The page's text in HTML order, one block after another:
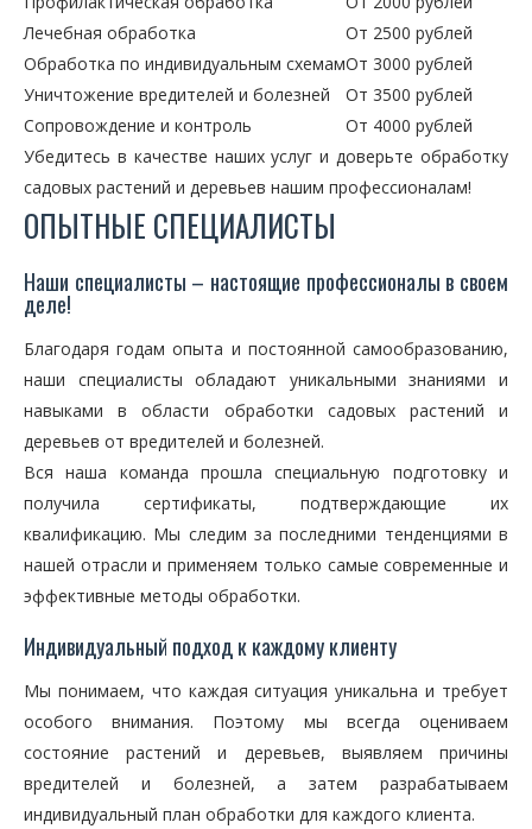
Лечебная обработка
От 2500 рублей
Обработка по индивидуальным схемамОт 3000 рублей
Уничтожение вредителей и болезней
От 3500 рублей
Сопровождение и контроль
От 4000 рублей
Убедитесь в качестве наших услуг и доверьте обработку
садовых растений и деревьев нашим профессионалам!
ОПЫТНЫЕ СПЕЦИАЛИСТЫ
Наши специалисты – настоящие профессионалы в своем
деле!
Благодаря годам опыта и постоянной самообразованию,
наши специалисты обладают уникальными знаниями и
навыками в области обработки садовых растений и
деревьев от вредителей и болезней.
Вся наша команда прошла специальную подготовку и
получила сертификаты, подтверждающие их
квалификацию. Мы следим за последними тенденциями в
нашей отрасли и применяем только самые современные и
эффективные методы обработки.
Индивидуальный подход к каждому клиенту
Мы понимаем, что каждая ситуация уникальна и требует
особого внимания. Поэтому мы всегда оцениваем
состояние растений и деревьев, выявляем причины
вредителей и болезней, а затем разрабатываем
индивидуальный план обработки для каждого клиента.